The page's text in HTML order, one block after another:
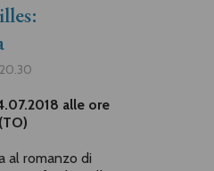
alle ore
al romanzo di